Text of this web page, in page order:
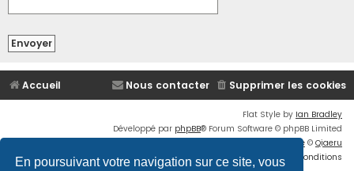
En poursuivant votre navigation sur ce site, vous
Accueil Supprimer les cookies
Nous contacter
Flat Style by Ian Bradley
Développé par phpBB® Forum Software © phpBB Limited
Traduction française officielle © Qiaeru
Confidentialité
Conditions